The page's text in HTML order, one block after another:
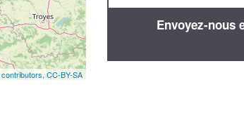
CC-BY-SA
Envoyez-nous